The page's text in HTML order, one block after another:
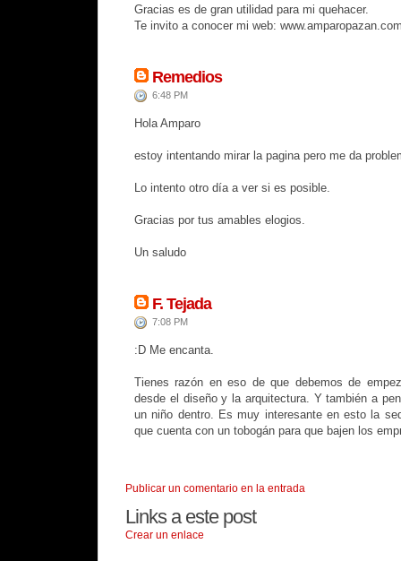
Gracias es de gran utilidad para mi quehacer.
Te invito a conocer mi web:
Remedios
6:48 PM
Hola Amparo
estoy intentando mirar la pagina pero me da
Lo intento otro día a ver si es posible.
Gracias por tus amables elogios.
Un saludo
F. Tejada
7:08 PM
:D Me encanta.
Tienes razón en eso de que debemos de
desde el diseño y la arquitectura. Y también a
un niño dentro. Es muy interesante en esto la
que cuenta con un tobogán para que bajen los
Publicar un comentario en la entrada
Links a este post
Crear un enlace